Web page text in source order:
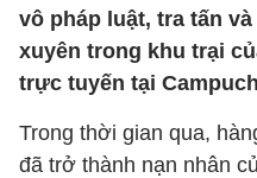
vô pháp luật, tra tấn
xuyên trong khu trại
trực tuyến tại
Trong thời gian qua,
đã trở thành nạn nhân